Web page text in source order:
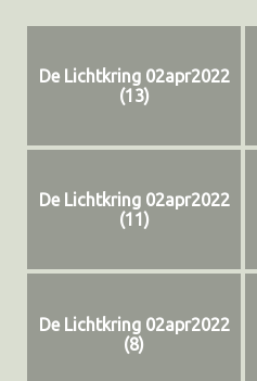
De Lichtkring 02apr2022
(13)
De Lichtkring 02apr2022
(11)
De Lichtkring 02apr2022
(8)